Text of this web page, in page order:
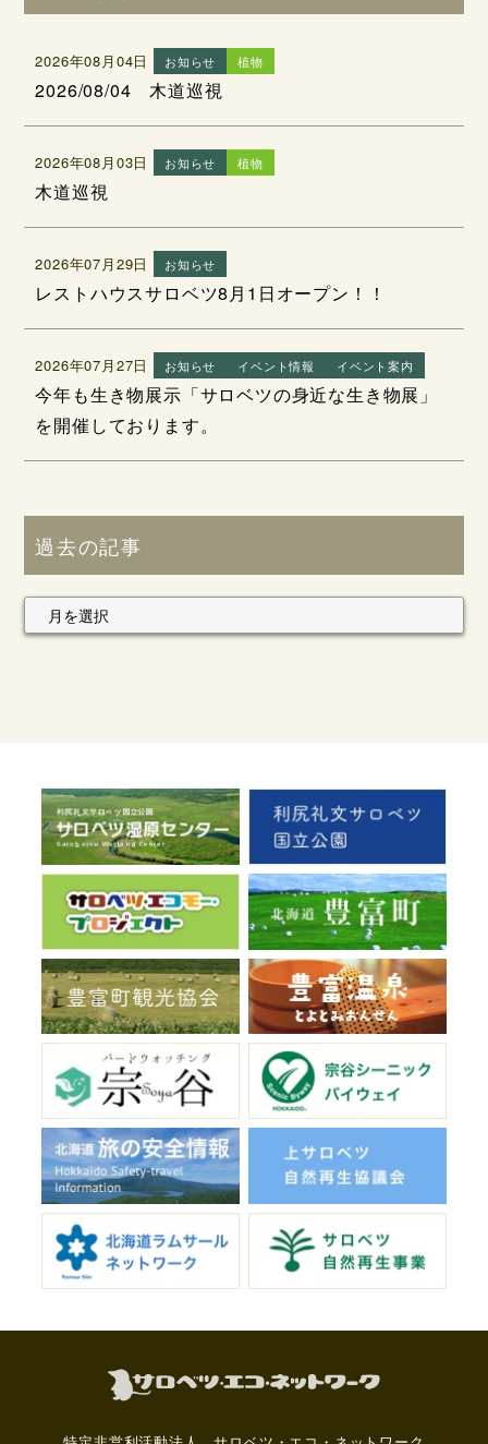
2026年08月04日 お知らせ 植物
2026/08/04 木道巡視
2026年08月03日 お知らせ 植物
木道巡視
2026年07月29日 お知らせ
レストハウスサロベツ8月1日オープン！！
2026年07月27日 お知らせ イベント情報 イベント案内
今年も生き物展示「サロベツの身近な生き物展」
を開催しております。
過去の記事